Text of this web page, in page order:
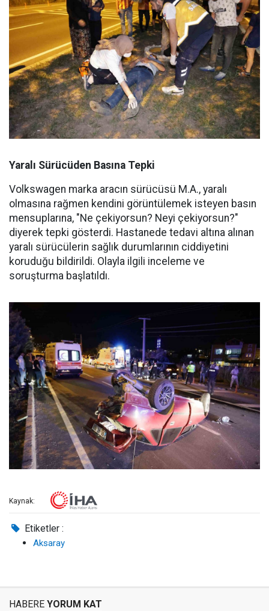
Yaralı Sürücüden Basına Tepki
Volkswagen marka aracın sürücüsü M.A., yaralı
olmasına rağmen kendini görüntülemek isteyen basın
mensuplarına, "Ne çekiyorsun? Neyi çekiyorsun?"
diyerek tepki gösterdi. Hastanede tedavi altına alınan
yaralı sürücülerin sağlık durumlarının ciddiyetini
koruduğu bildirildi. Olayla ilgili inceleme ve
soruşturma başlatıldı.
Kaynak:
Etiketler :
Aksaray
HABERE YORUM KAT